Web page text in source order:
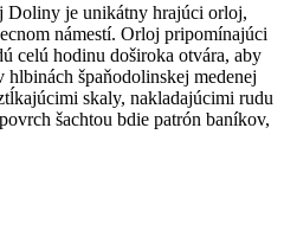
Doliny je unikátny hrajúci orloj,
námestí. Orloj pripomínajúci
celú hodinu doširoka otvára, aby
špaňodolinskej medenej
skaly, nakladajúcimi rudu
šachtou bdie patrón baníkov,